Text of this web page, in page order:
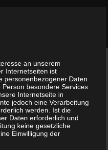
an unserem
Internetseiten ist
personenbezogener Daten
besondere Services
Internetseite in
jedoch eine Verarbeitung
werden. Ist die
Daten erforderlich und
keine gesetzliche
Einwilligung der